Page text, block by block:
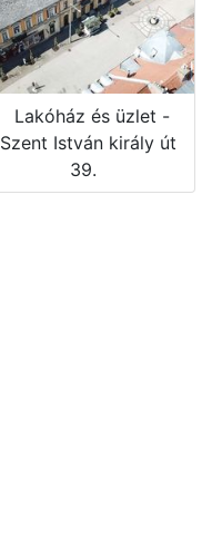
Lakóház és üzlet -
Szent István király út
39.